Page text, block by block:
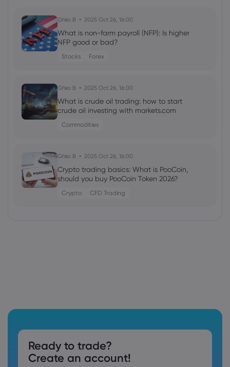
Ghko B 2025 Oct 26, 16:00
What is non-farm payroll (NFP): Is higher
NFP good or bad?
Stocks Forex
Ghko B 2025 Oct 26, 16:00
What is crude oil trading: how to start
crude oil investing with markets.com
Commodities
Ghko B 2025 Oct 26, 16:00
Crypto trading basics: What is PooCoin,
should you buy PooCoin Token 2026?
Crypto CFD Trading
Ready to trade?
Create an account!